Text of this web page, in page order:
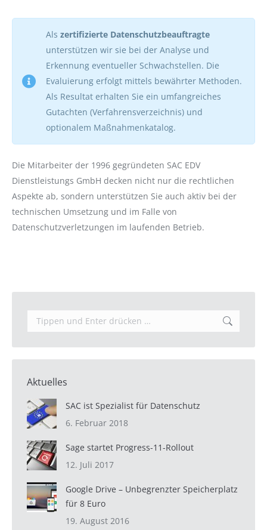
Als zertifizierte Datenschutzbeauftragte
unterstützen wir sie bei der Analyse und
Erkennung eventueller Schwachstellen. Die
Evaluierung erfolgt mittels bewährter Methoden.
Als Resultat erhalten Sie ein umfangreiches
Gutachten (Verfahrensverzeichnis) und
optionalem Maßnahmenkatalog.
Die Mitarbeiter der 1996 gegründeten SAC EDV
Dienstleistungs GmbH decken nicht nur die rechtlichen
Aspekte ab, sondern unterstützen Sie auch aktiv bei der
technischen Umsetzung und im Falle von
Datenschutzverletzungen im laufenden Betrieb.
Search:
Aktuelles
SAC ist Spezialist für Datenschutz
6. Februar 2018
Sage startet Progress-11-Rollout
12. Juli 2017
Google Drive – Unbegrenzter Speicherplatz
für 8 Euro
19. August 2016